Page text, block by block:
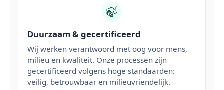
🍃
Duurzaam & gecertificeerd
Wij werken verantwoord met oog voor mens,
milieu en kwaliteit. Onze processen zijn
gecertificeerd volgens hoge standaarden:
veilig, betrouwbaar en milieuvriendelijk.